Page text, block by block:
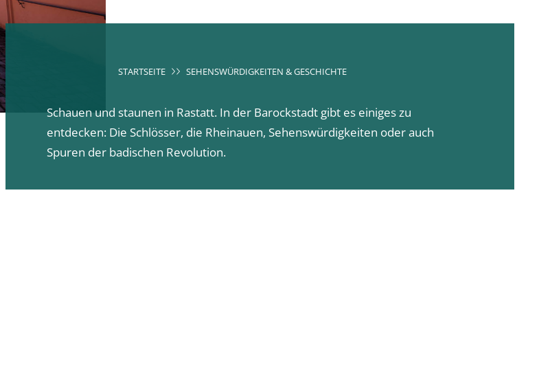
STARTSEITE SEHENSWÜRDIGKEITEN & GESCHICHTE
Schauen und staunen in Rastatt. In der Barockstadt gibt es einiges zu
entdecken: Die Schlösser, die Rheinauen, Sehenswürdigkeiten oder auch
Spuren der badischen Revolution.